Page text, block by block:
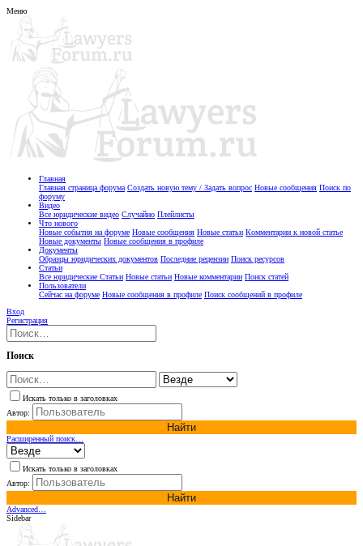
Меню
Главная
Главная страница форума Создать новую тему / Задать вопрос Новые сообщения Поиск по
форуму
Видео
Все юридические видео Случайно Плейлисты
Что нового
Новые события на форуме Новые сообщения Новые статьи Комментарии к новой статье
Новые документы Новые сообщения в профиле
Документы
Образцы юридических документов Последние рецензии Поиск ресурсов
Статьи
Все юридические Статьи Новые статьи Новые комментарии Поиск статей
Пользователи
Сейчас на форуме Новые сообщения в профиле Поиск сообщений в профиле
Вход
Регистрация
Поиск
Искать только в заголовках
Автор:
Найти
Расширенный поиск…
Искать только в заголовках
Автор:
Найти
Advanced…
Sidebar